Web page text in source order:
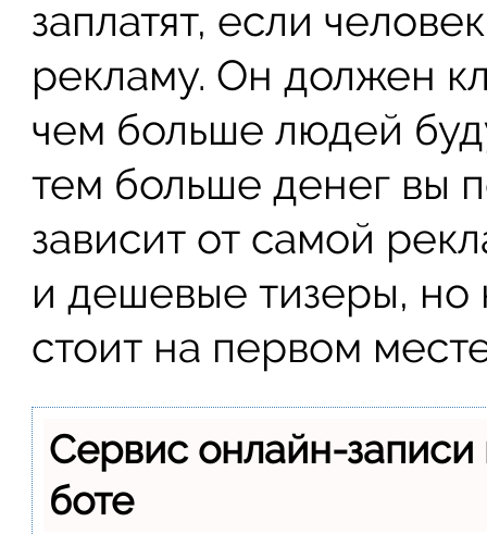
заплатят, если
рекламу. Он должен
чем больше людей
тем больше денег вы
зависит от самой
и дешевые тизеры, но
стоит на первом
Сервис онлайн-
боте